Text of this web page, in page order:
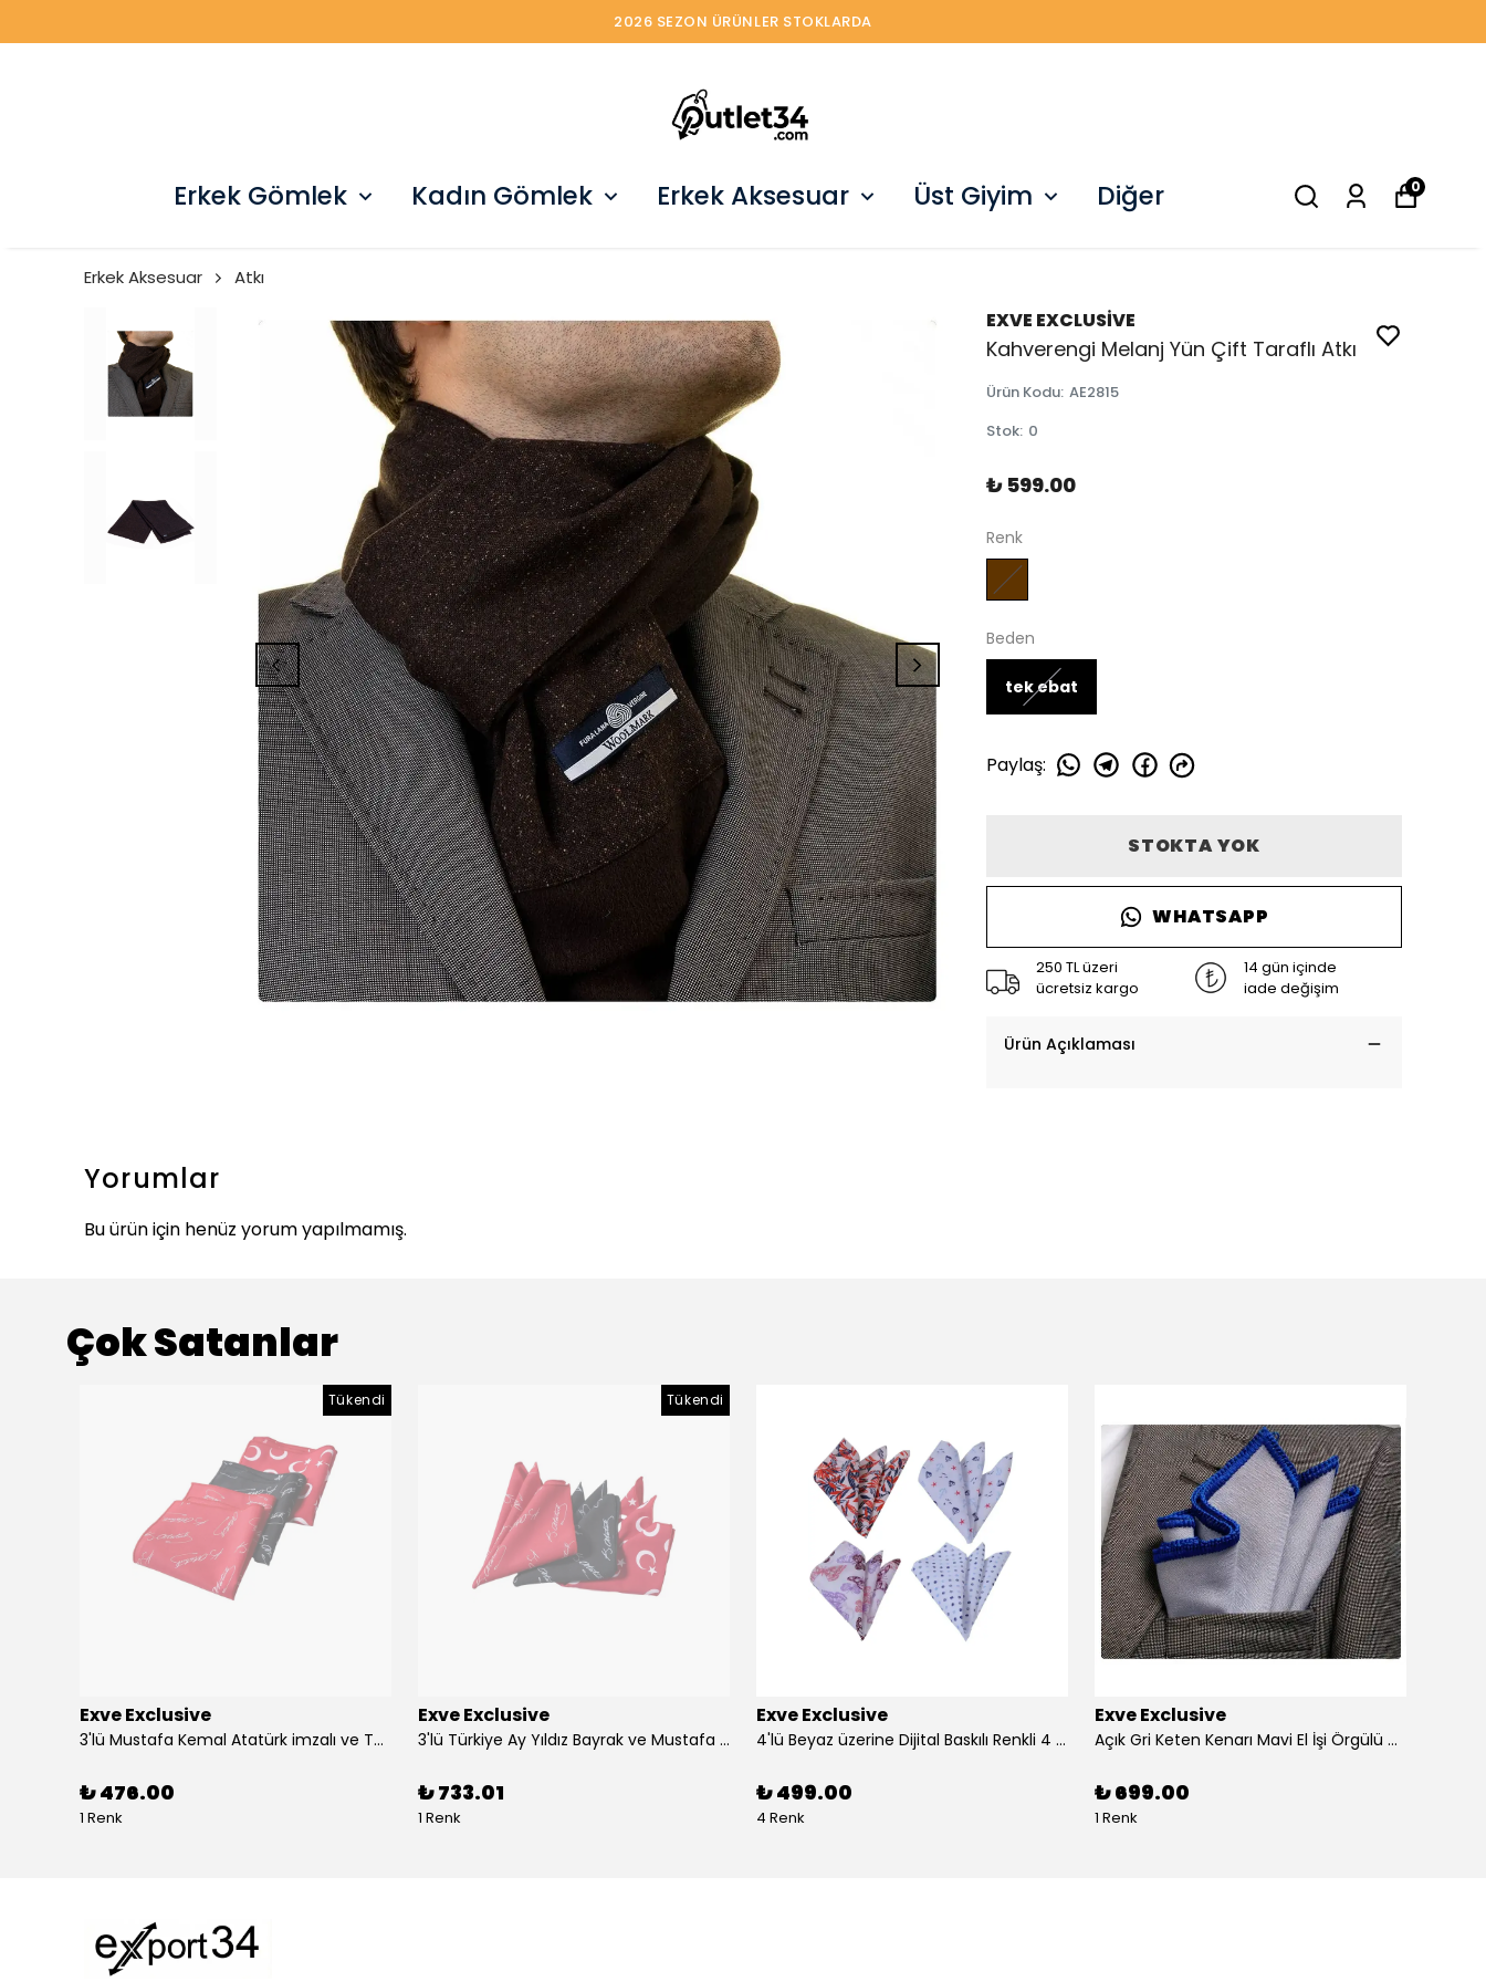
2026 SEZON ÜRÜNLER STOKLARDA
Erkek Gömlek Kadın Gömlek Erkek Aksesuar Üst Giyim Diğer 0
Erkek Aksesuar Atkı
EXVE EXCLUSİVE
Kahverengi Melanj Yün Çift Taraflı Atkı
Ürün Kodu: AE2815
Stok: 0
₺ 599.00
Renk
Beden
tek ebat
Paylaş:
STOKTA YOK
WHATSAPP
250 TL üzeri
ücretsiz kargo
14 gün içinde
iade değişim
Ürün Açıklaması
Yorumlar
Bu ürün için henüz yorum yapılmamış.
Çok Satanlar
Tükendi
Exve Exclusive
3'lü Mustafa Kemal Atatürk imzalı ve Türkiye Ay Yıldız Bayraklı Kadın Fular Seti
₺ 476.00
1 Renk
Tükendi
Exve Exclusive
3'lü Türkiye Ay Yıldız Bayrak ve Mustafa Kemal Atatürk imzalı Kırmızı Siyah Yaka Mendili Seti
₺ 733.01
1 Renk
Exve Exclusive
4'lü Beyaz üzerine Dijital Baskılı Renkli 4 in 1 Cep Yaka Mendil Seti
₺ 499.00
4 Renk
Exve Exclusive
Açık Gri Keten Kenarı Mavi El İşi Örgülü Cep Aksesuarı Yaka Mendili
₺ 699.00
1 Renk